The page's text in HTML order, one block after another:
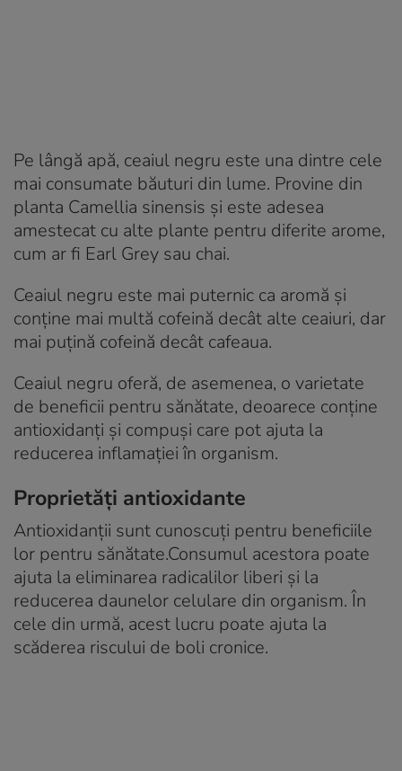
Pe lângă apă, ceaiul negru este una dintre cele
mai consumate băuturi din lume. Provine din
planta Camellia sinensis și este adesea
amestecat cu alte plante pentru diferite arome,
cum ar fi Earl Grey sau chai.
Ceaiul negru este mai puternic ca aromă și
conține mai multă cofeină decât alte ceaiuri, dar
mai puțină cofeină decât cafeaua.
Ceaiul negru oferă, de asemenea, o varietate
de beneficii pentru sănătate, deoarece conține
antioxidanți și compuși care pot ajuta la
reducerea inflamației în organism.
Proprietăți antioxidante
Antioxidanții sunt cunoscuți pentru beneficiile
lor pentru sănătate.Consumul acestora poate
ajuta la eliminarea radicalilor liberi și la
reducerea daunelor celulare din organism. În
cele din urmă, acest lucru poate ajuta la
scăderea riscului de boli cronice.